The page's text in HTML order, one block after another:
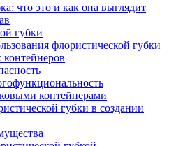
что это и как она выглядит
губки
флористической губки
контейнеров
контейнерами
губки в создании